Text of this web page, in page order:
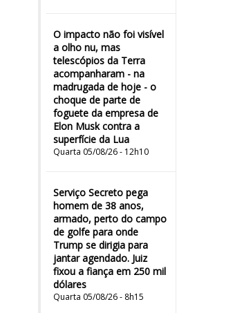
O impacto não foi visível
a olho nu, mas
telescópios da Terra
acompanharam - na
madrugada de hoje - o
choque de parte de
foguete da empresa de
Elon Musk contra a
superfície da Lua
Quarta 05/08/26 - 12h10
Serviço Secreto pega
homem de 38 anos,
armado, perto do campo
de golfe para onde
Trump se dirigia para
jantar agendado. Juiz
fixou a fiança em 250 mil
dólares
Quarta 05/08/26 - 8h15